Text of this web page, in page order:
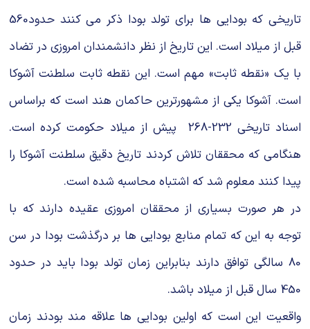
تاریخی که بودایی ها برای تولد بودا ذکر می کنند حدود560
قبل از میلاد است. این تاریخ از نظر دانشمندان امروزی در تضاد
با یک «نقطه ثابت» مهم است. این نقطه ثابت سلطنت آشوکا
است. آشوکا یکی از مشهورترین حاکمان هند است که براساس
اسناد تاریخی 232-268 پیش از میلاد حکومت کرده است.
هنگامی که محققان تلاش کردند تاریخ دقیق سلطنت آشوکا را
پیدا کنند معلوم شد که اشتباه محاسبه شده است.
در هر صورت بسیاری از محققان امروزی عقیده دارند که با
توجه به این که تمام منابع بودایی ها بر درگذشت بودا در سن
80 سالگی توافق دارند بنابراین زمان تولد بودا باید در حدود
450 سال قبل از میلاد باشد.
واقعیت این است که اولین بودایی ها علاقه مند بودند زمان